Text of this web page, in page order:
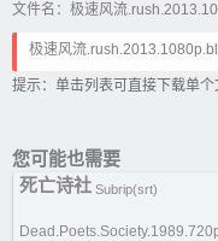
文件名：极速风流
极速风流
提示：单击列表可直接下载单
您可能也需要
死亡诗社 Subrip(srt)